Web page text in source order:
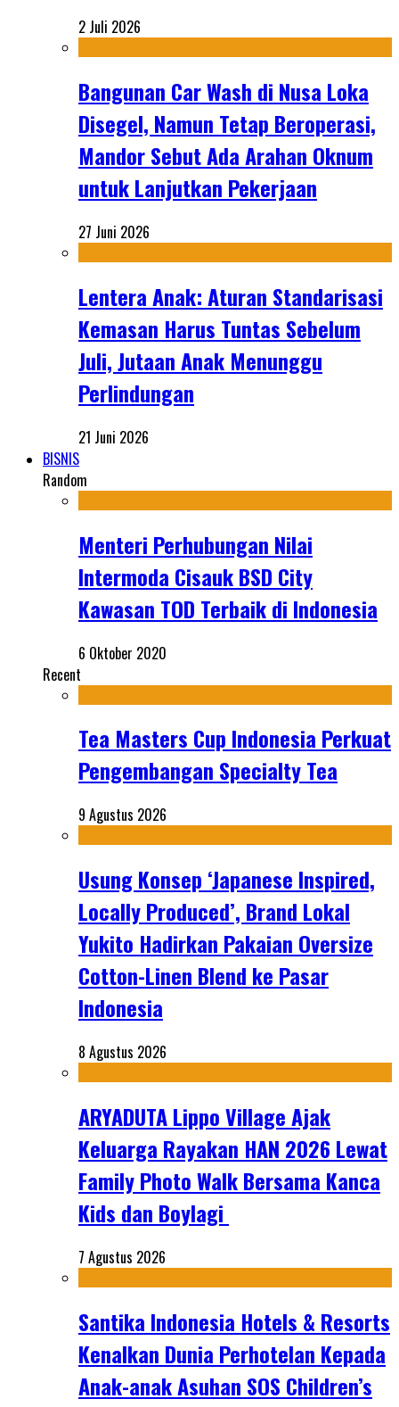
2 Juli 2026
Bangunan Car Wash di Nusa Loka
Disegel, Namun Tetap Beroperasi,
Mandor Sebut Ada Arahan Oknum
untuk Lanjutkan Pekerjaan
27 Juni 2026
Lentera Anak: Aturan Standarisasi
Kemasan Harus Tuntas Sebelum
Juli, Jutaan Anak Menunggu
Perlindungan
21 Juni 2026
BISNIS
Random
Menteri Perhubungan Nilai
Intermoda Cisauk BSD City
Kawasan TOD Terbaik di Indonesia
6 Oktober 2020
Recent
Tea Masters Cup Indonesia Perkuat
Pengembangan Specialty Tea
9 Agustus 2026
Usung Konsep ‘Japanese Inspired,
Locally Produced’, Brand Lokal
Yukito Hadirkan Pakaian Oversize
Cotton-Linen Blend ke Pasar
Indonesia
8 Agustus 2026
ARYADUTA Lippo Village Ajak
Keluarga Rayakan HAN 2026 Lewat
Family Photo Walk Bersama Kanca
Kids dan Boylagi
7 Agustus 2026
Santika Indonesia Hotels & Resorts
Kenalkan Dunia Perhotelan Kepada
Anak-anak Asuhan SOS Children’s